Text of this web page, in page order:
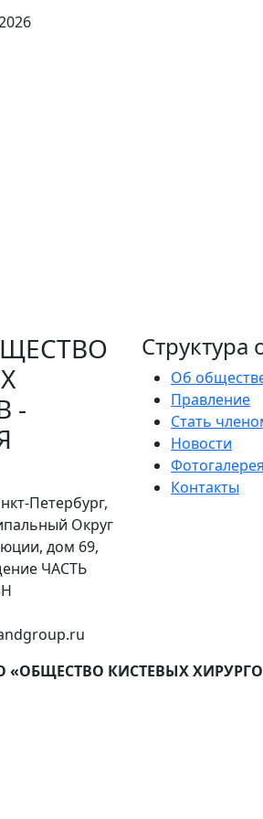
-
Петербург,
Округ
дом 69,
ЧАСТЬ
Структура
Об
Правление
Стать
Новости
Фотогалерея
Контакты
«ОБЩЕСТВО КИСТЕВЫХ